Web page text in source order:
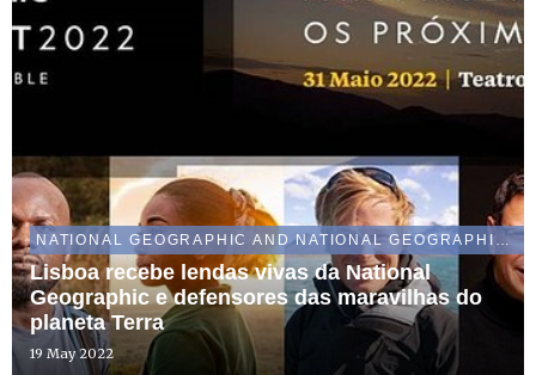
NATIONAL GEOGRAPHIC AND NATIONAL GEOGRAPHIC WILD
Lisboa recebe lendas vivas da National
Geographic e defensores das maravilhas do
planeta Terra
19 May 2022